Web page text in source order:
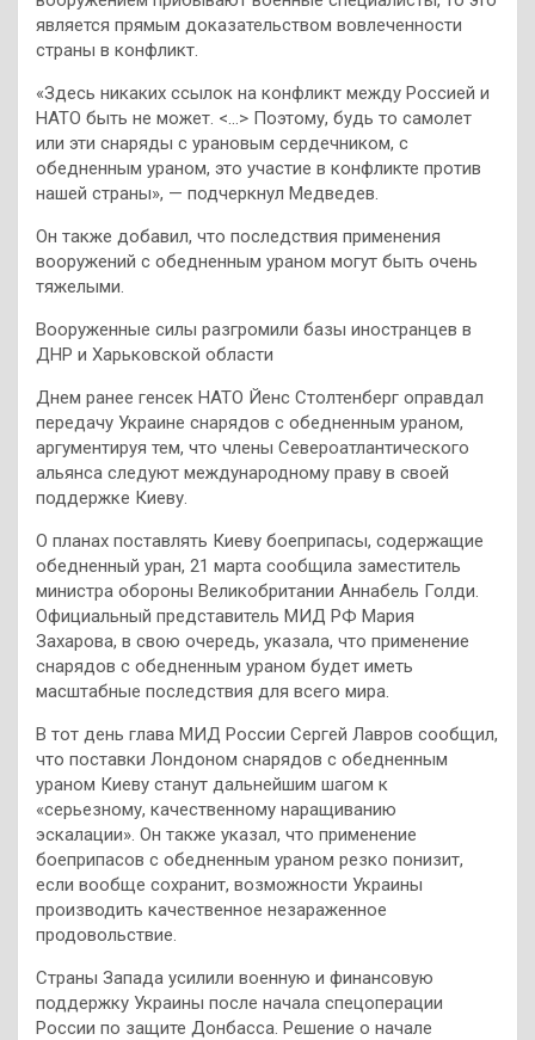
является прямым доказательством вовлеченности
страны в конфликт.
«Здесь никаких ссылок на конфликт между Россией и
НАТО быть не может. <…> Поэтому, будь то самолет
или эти снаряды с урановым сердечником, с
обедненным ураном, это участие в конфликте против
нашей страны», — подчеркнул Медведев.
Он также добавил, что последствия применения
вооружений с обедненным ураном могут быть очень
тяжелыми.
Вооруженные силы разгромили базы иностранцев в
ДНР и Харьковской области
Днем ранее генсек НАТО Йенс Столтенберг оправдал
передачу Украине снарядов с обедненным ураном,
аргументируя тем, что члены Североатлантического
альянса следуют международному праву в своей
поддержке Киеву.
О планах поставлять Киеву боеприпасы, содержащие
обедненный уран, 21 марта сообщила заместитель
министра обороны Великобритании Аннабель Голди.
Официальный представитель МИД РФ Мария
Захарова, в свою очередь, указала, что применение
снарядов с обедненным ураном будет иметь
масштабные последствия для всего мира.
В тот день глава МИД России Сергей Лавров сообщил,
что поставки Лондоном снарядов с обедненным
ураном Киеву станут дальнейшим шагом к
«серьезному, качественному наращиванию
эскалации». Он также указал, что применение
боеприпасов с обедненным ураном резко понизит,
если вообще сохранит, возможности Украины
производить качественное незараженное
продовольствие.
Страны Запада усилили военную и финансовую
поддержку Украины после начала спецоперации
России по защите Донбасса. Решение о начале